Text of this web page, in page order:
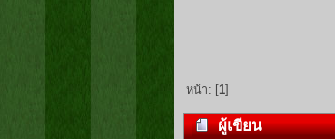
หน้า: [ 1]
ผู้เขียน